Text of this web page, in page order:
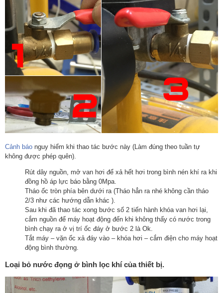
Cảnh báo nguy hiểm khi thao tác bước này (Làm đúng theo tuần tự
không được phép quên).
Rút dây nguồn, mở van hơi để xả hết hơi trong bình nén khí ra khi
đồng hồ áp lực báo bằng 0Mpa.
Tháo ốc tròn phía bên dưới ra (Tháo hẳn ra nhé không cần tháo
2/3 như các hướng dẫn khác ).
Sau khi đã thao tác xong bước số 2 tiến hành khóa van hơi lại,
cắm nguồn để máy hoạt động đến khi không thấy có nước trong
bình chạy ra ở vị trí ốc đáy ở bước 2 là Ok.
Tắt máy – vặn ốc xả đáy vào – khóa hơi – cắm điện cho máy hoạt
động bình thường.
Loại bỏ nước đọng ở bình lọc khí của thiết bị.